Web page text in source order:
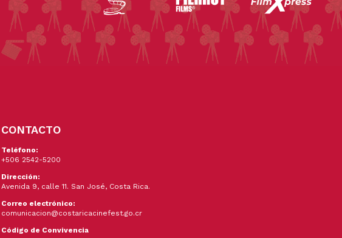
CONTACTO
Teléfono:
+506 2542-5200
Dirección:
Avenida 9, calle 11. San José, Costa Rica.
Correo electrónico:
comunicacion@costaricacinefest.go.cr
Código de Convivencia